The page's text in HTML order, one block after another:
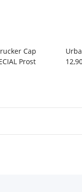
Cap
Prost